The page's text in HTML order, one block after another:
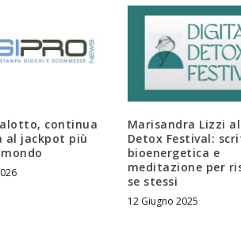
continua
al jackpot più
Marisandra Lizzi
Detox Festival:
bioenergetica e
meditazione per
se stessi
12 Giugno 2025